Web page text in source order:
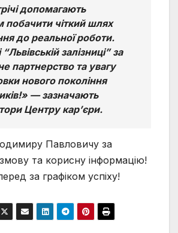
допомагають
побачити чіткий шлях
до реальної роботи.
залізниці” за
партнерство та увагу
нового покоління
— зазначають
Центру кар’єри.
Павловичу за
та корисну інформацію!
за графіком успіху!